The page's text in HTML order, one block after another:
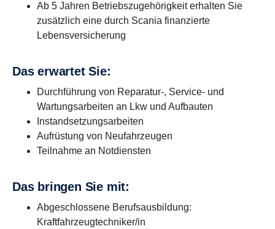
Ab 5 Jahren Betriebszugehörigkeit erhalten Sie
zusätzlich eine durch Scania finanzierte
Lebensversicherung
Das erwartet Sie:
Durchführung von Reparatur-, Service- und
Wartungsarbeiten an Lkw und Aufbauten
Instandsetzungsarbeiten
Aufrüstung von Neufahrzeugen
Teilnahme an Notdiensten
Das bringen Sie mit:
Abgeschlossene Berufsausbildung:
Kraftfahrzeugtechniker/in